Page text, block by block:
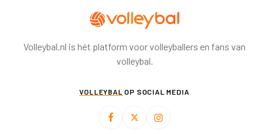
Volleybal.nl is hét platform voor volleyballers en fans van
volleybal.
VOLLEYBAL OP SOCIAL MEDIA